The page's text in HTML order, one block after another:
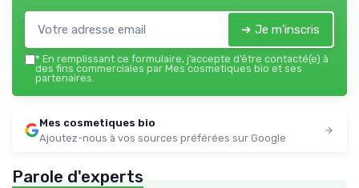
➔ Je m'inscris
* En remplissant ce formulaire, j’accepte d’être contacté(e) à
des fins commerciales par Mes cosmetiques bio et ses
partenaires.
Mes cosmetiques bio
Ajoutez-nous à vos sources préférées sur Google
Parole d'experts